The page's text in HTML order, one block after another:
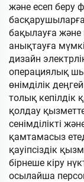
және есеп беру
бақылауға және
анықтауға
дизайн
операциялық
өнімділік
толық кепілдік
қолдау
сенімділікті
қамтамасыз
қауіпсіздік
бірнеше кіру
осылайша